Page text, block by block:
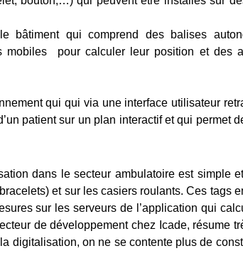
bâtiment qui comprend des balises
mobiles pour calculer leur position et des
qui qui via une interface utilisateur
patient sur un plan interactif et qui permet
dans le secteur ambulatoire est simple
et sur les casiers roulants. Ces tags
sur les serveurs de l’application qui
de développement chez Icade, résume
digitalisation, on ne se contente plus de